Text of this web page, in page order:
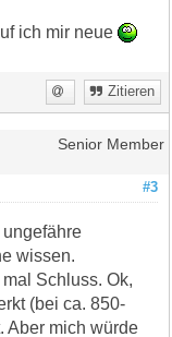
ich mir neue
Zitieren
Senior Member
#3
wissen.
Schluss. Ok,
(bei ca. 850-
Aber mich würde